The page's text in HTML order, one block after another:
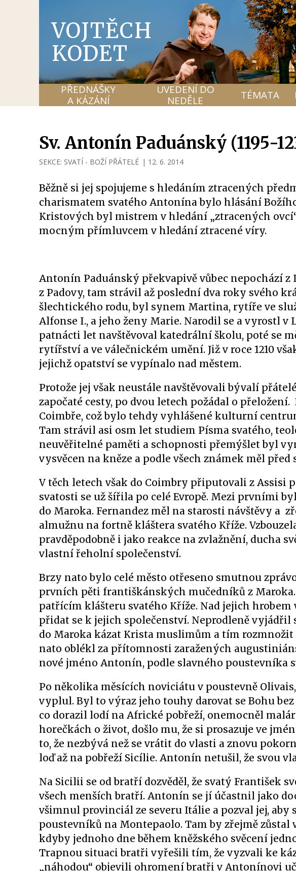
VOJTĚCH
KODET
PŘEDNÁŠKY
A KÁZÁNÍ
UVEDENÍ DO
NEDĚLE
TÉMATA
Sv. Antonín Paduánský (1195-
SEKCE: SVATÍ - BOŽÍ PŘÁTELÉ | 12. 6. 2014
Běžně si jej spojujeme s hledáním ztracených
charismatem svatého Antonína bylo hlásání
Kristových byl mistrem v hledání „ztracených
mocným přímluvcem v hledání ztracené víry.
Antonín Paduánský překvapivě vůbec nepochází z
z Padovy, tam strávil až poslední dva roky svého
šlechtického rodu, byl synem Martina, rytíře ve
Alfonse I., a jeho ženy Marie. Narodil se a vyrostl v
patnácti let navštěvoval katedrální školu, poté se
rytířství a ve válečnickém umění. Již v roce 1210
jejichž opatství se vypínalo nad městem.
Protože jej však neustále navštěvovali bývalí
započaté cesty, po dvou letech požádal o
Coimbře, což bylo tehdy vyhlášené kulturní
Tam strávil asi osm let studiem Písma svatého,
neuvěřitelné paměti a schopnosti přemýšlet byl
vysvěcen na kněze a podle všech známek měl
V těch letech však do Coimbry připutovali z Assisi
svatosti se už šířila po celé Evropě. Mezi prvními
do Maroka. Fernandez měl na starosti návštěvy a
almužnu na fortně kláštera svatého Kříže.
pravděpodobně i jako reakce na zvlažnění, ducha
vlastní řeholní společenství.
Brzy nato bylo celé město otřeseno smutnou
prvních pěti františkánských mučedníků z
patřícím klášteru svatého Kříže. Nad jejich
přidat se k jejich společenství. Neprodleně vyjádřil
do Maroka kázat Krista muslimům a tím
nato oblékl za přítomnosti zaražených
nové jméno Antonín, podle slavného poustevníka
Po několika měsících noviciátu v poustevně
vyplul. Byl to výraz jeho touhy darovat se Bohu
co dorazil lodí na Africké pobřeží, onemocněl
horečkách o život, došlo mu, že si prosazuje ve
to, že nezbývá než se vrátit do vlasti a znovu
loď až na pobřeží Sicílie. Antonín netušil, že svou
Na Sicilii se od bratří dozvěděl, že svatý František
všech menších bratří. Antonín se jí účastnil jako
všimnul provinciál ze severu Itálie a pozval jej,
poustevníků na Montepaolo. Tam by zřejmě
kdyby jednoho dne během kněžského svěcení
Trapnou situaci bratři vyřešili tím, že vyzvali ke
„náhodou“ objevili ohromení bratři v Antonínovi